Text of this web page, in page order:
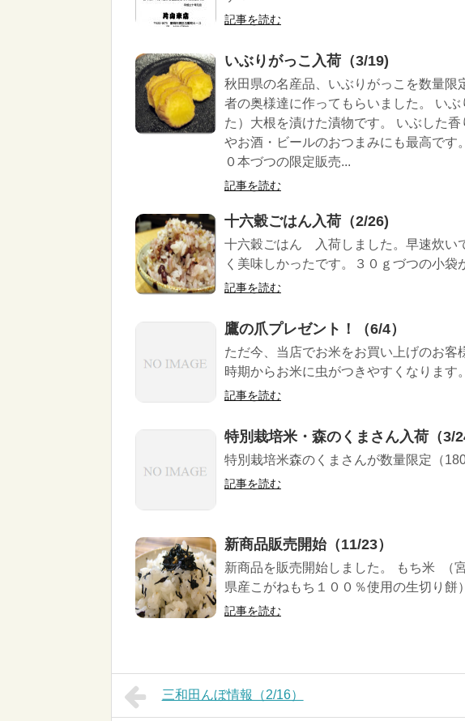
記事を読む
いぶりがっこ入荷（3/19)
秋田県の名産品、いぶりがっこを数量限
者の奥様達に作ってもらいました。 い
た）大根を漬けた漬物です。 いぶした
やお酒・ビールのおつまみにも最高です
０本づつの限定販売...
記事を読む
十六穀ごはん入荷（2/26)
十六穀ごはん 入荷しました。早速炊い
く美味しかったです。３０ｇづつの小袋
記事を読む
鷹の爪プレゼント！（6/4）
ただ今、当店でお米をお買い上げのお
時期からお米に虫がつきやすくなります
記事を読む
特別栽培米・森のくまさん入荷（3/
特別栽培米森のくまさんが数量限定（
記事を読む
新商品販売開始（11/23）
新商品を販売開始しました。 もち米 （
県産こがねもち１００％使用の生切り餅
記事を読む
三和田んぼ情報（2/16）